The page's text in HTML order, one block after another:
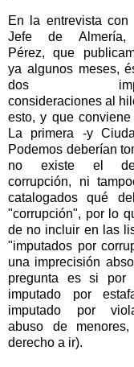
En la entrevista con
Jefe de Almería,
Pérez, que
ya algunos meses,
dos
consideraciones al
esto, y que conviene
La primera -y
Podemos deberían
no existe el
corrupción, ni
catalogados qué
"corrupción", por lo
de no incluir en las
"imputados por
una imprecisión
pregunta es si por
imputado por
imputado por
abuso de
derecho a ir).